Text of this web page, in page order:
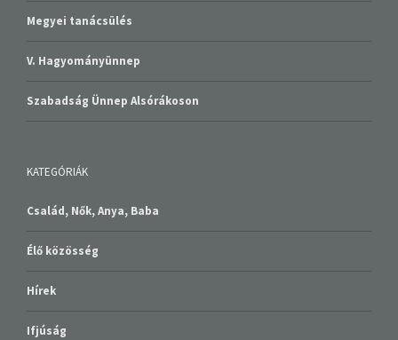
Megyei tanácsülés
V. Hagyományünnep
Szabadság Ünnep Alsórákoson
KATEGÓRIÁK
Család, Nők, Anya, Baba
Élő közösség
Hírek
Ifjúság